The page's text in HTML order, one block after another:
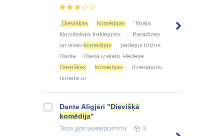
Dievišķās komēdijas
” fināla
filozofiskais traktējums. ... . Paradīzes
un visas komēdijas
pēdējos brīžos
Dante ... Dieva izskatu. Pēdējie
Dievišķās
komēdijas
dziedājumi
norāda uz ...
Dante Aligjēri "Dievišķā
komēdija"
Эссе для университета 3